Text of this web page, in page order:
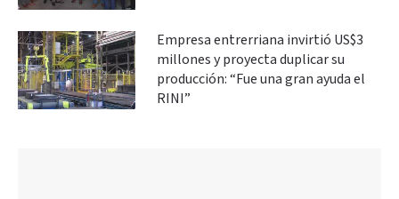
Empresa entrerriana invirtió US$3
millones y proyecta duplicar su
producción: “Fue una gran ayuda el
RINI”